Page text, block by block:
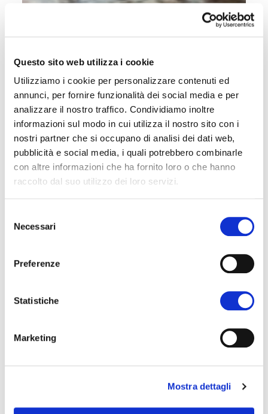
Questo sito web utilizza i cookie
Utilizziamo i cookie per personalizzare contenuti ed
annunci, per fornire funzionalità dei social media e per
analizzare il nostro traffico. Condividiamo inoltre
informazioni sul modo in cui utilizza il nostro sito con i
nostri partner che si occupano di analisi dei dati web,
pubblicità e social media, i quali potrebbero combinarle
con altre informazioni che ha fornito loro o che hanno
raccolto dal suo utilizzo dei loro servizi.
delNecessari
Preferenze
Statistiche
Marketing
Mostra dettagli